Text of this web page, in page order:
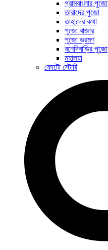
গ্রামবাংলার পুজো
তারাদের পুজো
তাহাদের কথা
পুজো বাজার
পুজো ভ্রমণ
বনেদিবাড়ির পুজো
মহালয়া
ফোটো স্টোরি